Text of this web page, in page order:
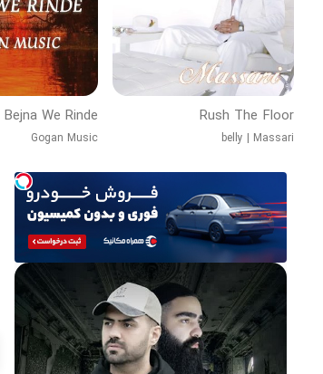
Rush The Floor
belly | Massari
Bejna We Rinde
Gogan Music